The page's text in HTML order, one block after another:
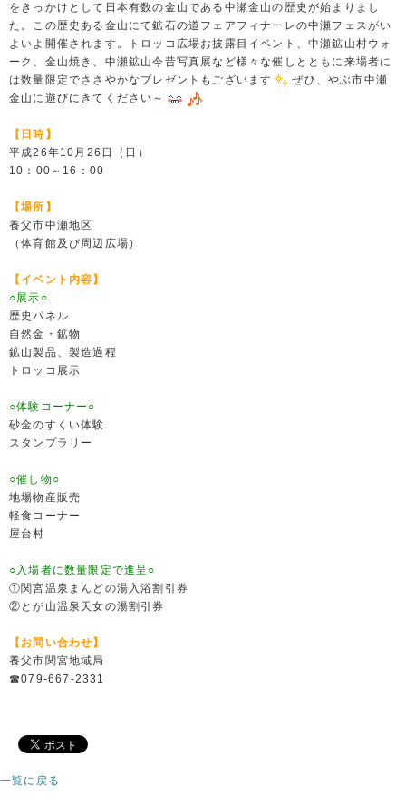
をきっかけとして日本有数の金山である中瀬金山の歴史が始まりまし
た。この歴史ある金山にて鉱石の道フェアフィナーレの中瀬フェスがい
よいよ開催されます。トロッコ広場お披露目イベント、中瀬鉱山村ウォ
ーク、金山焼き、中瀬鉱山今昔写真展など様々な催しとともに来場者に
は数量限定でささやかなプレゼントもございます
ぜひ、やぶ市中瀬
金山に遊びにきてください～
【日時】
平成26年10月26日（日）
10：00～16：00
【場所】
養父市中瀬地区
（体育館及び周辺広場）
【イベント内容】
○展示○
歴史パネル
自然金・鉱物
鉱山製品、製造過程
トロッコ展示
○体験コーナー○
砂金のすくい体験
スタンプラリー
○催し物○
地場物産販売
軽食コーナー
屋台村
○入場者に数量限定で進呈○
①関宮温泉まんどの湯入浴割引券
②とが山温泉天女の湯割引券
【お問い合わせ】
養父市関宮地域局
☎079-667-2331
一覧に戻る